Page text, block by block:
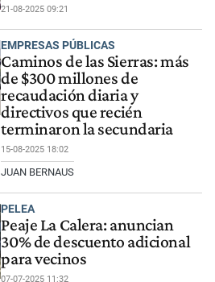
21-08-2025 09:21
EMPRESAS PÚBLICAS
Caminos de las Sierras: más
de $300 millones de
recaudación diaria y
directivos que recién
terminaron la secundaria
15-08-2025 18:02
JUAN BERNAUS
PELEA
Peaje La Calera: anuncian
30% de descuento adicional
para vecinos
07-07-2025 11:32